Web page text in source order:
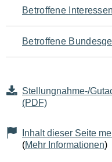
den
Seiteninhalt
Betroffene
Betroffene
Stellungnahme-/
(PDF)
Inhalt dieser Seite
(Mehr Informationen)